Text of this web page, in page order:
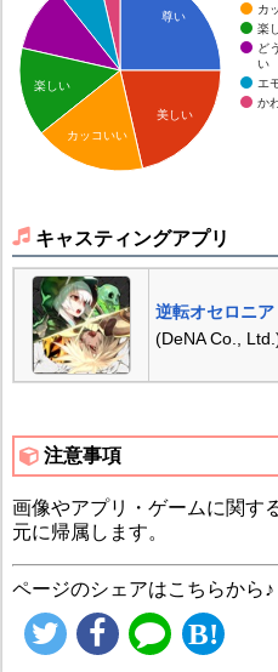
カ
楽
ど
い
エ
か
尊い
美しい
楽しい
カッコいい
キャスティングアプリ
逆転オセロニア
(DeNA Co.,
注意事項
画像やアプリ・ゲームに関す
元に帰属します。
ページのシェアはこちらから♪